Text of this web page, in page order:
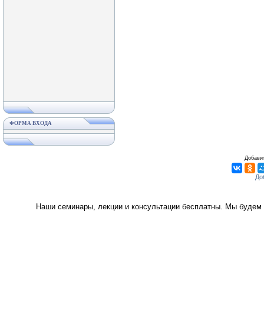
ФОРМА ВХОДА
Наши семинары, лекции и консультации бесплатны. Мы